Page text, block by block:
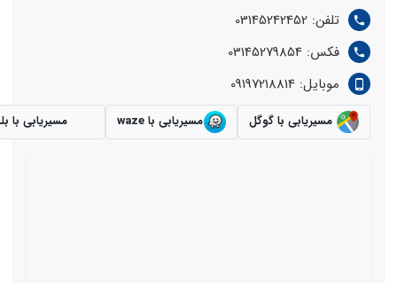
تلفن: 03145242452
فکس: 03145279854
موبایل: 09197218814
مسیریابی با گوگل مسیریابی با waze مسیریابی با